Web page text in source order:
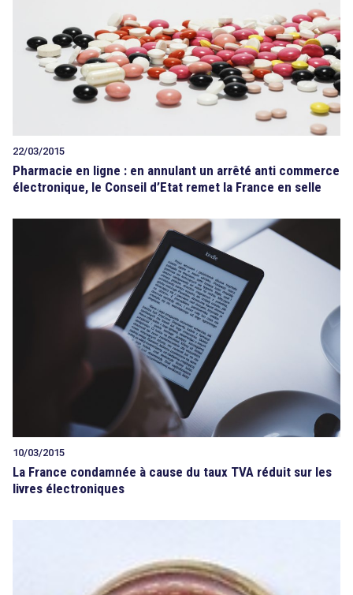
22/03/2015
Pharmacie en ligne : en annulant un arrêté anti commerce
électronique, le Conseil d’Etat remet la France en selle
10/03/2015
La France condamnée à cause du taux TVA réduit sur les
livres électroniques